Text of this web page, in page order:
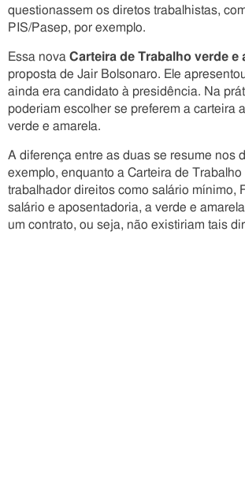
questionassem os diretos trabalhistas,
PIS/Pasep, por exemplo.
Essa nova Carteira de Trabalho verde e
proposta de Jair Bolsonaro. Ele
ainda era candidato à presidência. Na
poderiam escolher se preferem a carteira
verde e amarela.
A diferença entre as duas se resume nos
exemplo, enquanto a Carteira de
trabalhador direitos como salário mínimo,
salário e aposentadoria, a verde e
um contrato, ou seja, não existiriam tais